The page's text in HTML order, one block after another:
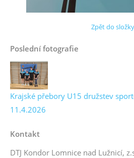
Zpět do složky
Poslední fotografie
Krajské přebory U15 družstev
11.4.2026
Kontakt
DTJ Kondor Lomnice nad Lužnicí,